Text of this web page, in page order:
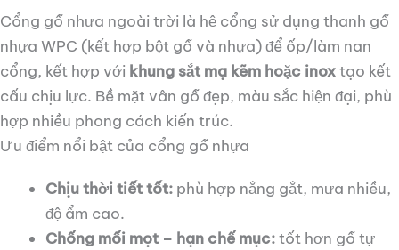
Cổng gỗ nhựa ngoài trời là hệ cổng sử dụng thanh gỗ
nhựa WPC (kết hợp bột gỗ và nhựa) để ốp/làm nan
cổng, kết hợp với khung sắt mạ kẽm hoặc inoxtạo kết
cấu chịu lực. Bề mặt vân gỗ đẹp, màu sắc hiện đại, phù
hợp nhiều phong cách kiến trúc.
Ưu điểm nổi bật của cổng gỗ nhựa
Chịu thời tiết tốt: phù hợp nắng gắt, mưa nhiều,
độ ẩm cao.
Chống mối mọt – hạn chế mục:tốt hơn gỗ tự